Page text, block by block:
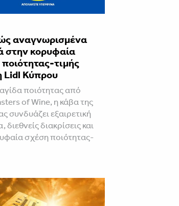
αναγνωρισμένα
στην κορυφαία
τιμής
Lidl Κύπρου
ποιότητας από
of Wine, η κάβα της
συνδυάζει εξαιρετική
διεθνείς διακρίσεις και
σχέση ποιότητας-